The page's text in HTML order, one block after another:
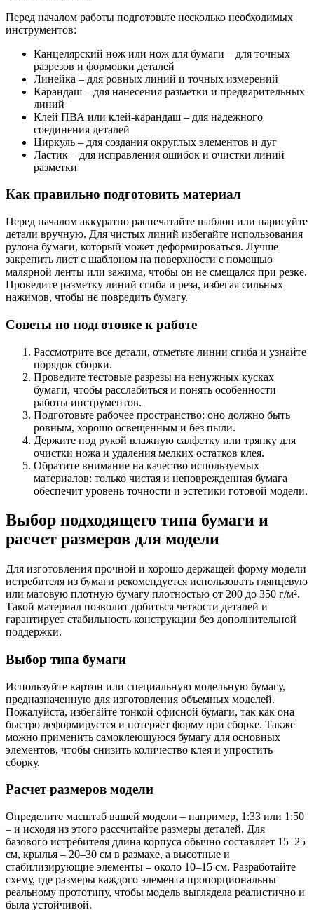
Перед началом работы подготовьте несколько необходимых
инструментов:
Канцелярский нож или нож для бумаги – для точных
разрезов и формовки деталей
Линейка – для ровных линий и точных измерений
Карандаш – для нанесения разметки и предварительных
линий
Клей ПВА или клей-карандаш – для надежного
соединения деталей
Циркуль – для создания округлых элементов и дуг
Ластик – для исправления ошибок и очистки линий
разметки
Как правильно подготовить материал
Перед началом аккуратно распечатайте шаблон или нарисуйте
детали вручную. Для чистых линий избегайте использования
рулона бумаги, который может деформироваться. Лучше
закрепить лист с шаблоном на поверхности с помощью
малярной ленты или зажима, чтобы он не смещался при резке.
Проведите разметку линий сгиба и реза, избегая сильных
нажимов, чтобы не повредить бумагу.
Советы по подготовке к работе
Рассмотрите все детали, отметьте линии сгиба и узнайте
порядок сборки.
Проведите тестовые разрезы на ненужных кусках
бумаги, чтобы расслабиться и понять особенности
работы инструментов.
Подготовьте рабочее пространство: оно должно быть
ровным, хорошо освещенным и без пыли.
Держите под рукой влажную салфетку или тряпку для
очистки ножа и удаления мелких остатков клея.
Обратите внимание на качество используемых
материалов: только чистая и неповрежденная бумага
обеспечит уровень точности и эстетики готовой модели.
Выбор подходящего типа бумаги и
расчет размеров для модели
Для изготовления прочной и хорошо держащей форму модели
истребителя из бумаги рекомендуется использовать глянцевую
или матовую плотную бумагу плотностью от 200 до 350 г/м².
Такой материал позволит добиться четкости деталей и
гарантирует стабильность конструкции без дополнительной
поддержки.
Выбор типа бумаги
Используйте картон или специальную модельную бумагу,
предназначенную для изготовления объемных моделей.
Пожалуйста, избегайте тонкой офисной бумаги, так как она
быстро деформируется и потеряет форму при сборке. Также
можно применить самоклеющуюся бумагу для основных
элементов, чтобы снизить количество клея и упростить
сборку.
Расчет размеров модели
Определите масштаб вашей модели – например, 1:33 или 1:50
– и исходя из этого рассчитайте размеры деталей. Для
базового истребителя длина корпуса обычно составляет 15–25
см, крылья – 20–30 см в размахе, а высотные и
стабилизирующие элементы – около 10–15 см. Разработайте
схему, где размеры каждого элемента пропорциональны
реальному прототипу, чтобы модель выглядела реалистично и
была устойчивой.